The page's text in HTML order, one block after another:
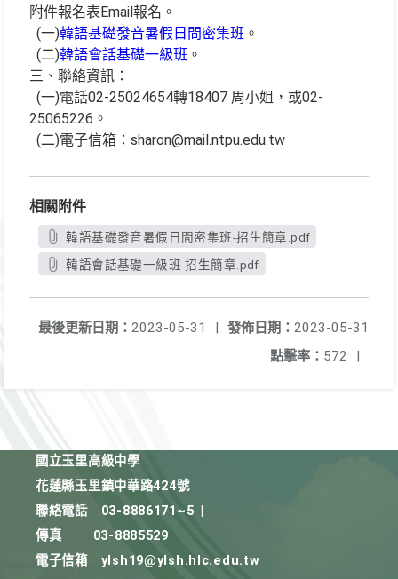
附件報名表Email報名。
(一)韓語基礎發音暑假日間密集班 。
(二)韓語會話基礎一級班 。
三、聯絡資訊：
(一)電話02-25024654轉18407 周小姐，或02-
25065226。
(二)電子信箱：sharon@mail.ntpu.edu.tw
相關附件
韓語基礎發音暑假日間密集班-招生簡章.pdf
韓語會話基礎一級班-招生簡章.pdf
發佈日期： 2023-05-31
最後更新日期： 2023-05-31
|
點擊率： 572 |
國立玉里高級中學
花蓮縣玉里鎮中華路424號
聯絡電話
03-8886171~5
傳真
03-8885529
電子信箱
ylsh19@ylsh.hlc.edu.tw